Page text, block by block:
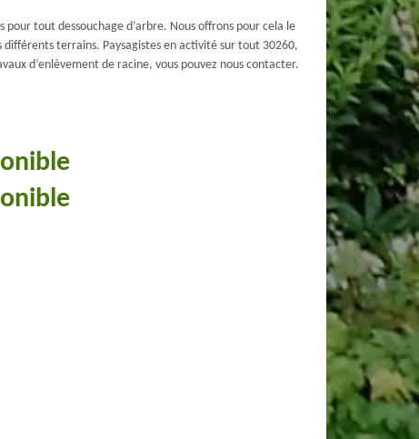
tout dessouchage d’arbre. Nous offrons pour cela le
différents terrains. Paysagistes en activité sur tout 30260,
d’enlèvement de racine, vous pouvez nous contacter.